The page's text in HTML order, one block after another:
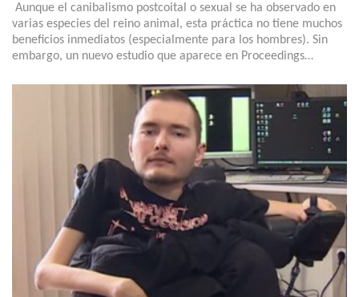
Aunque el canibalismo postcoital o sexual se ha observado en
varias especies del reino animal, esta práctica no tiene muchos
beneficios inmediatos (especialmente para los hombres). Sin
embargo, un nuevo estudio que aparece en Proceedings…